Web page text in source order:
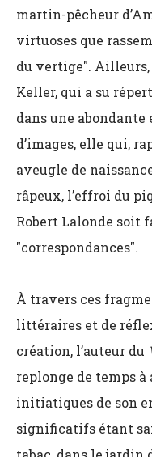
martin-pêcheur
virtuoses que
du vertige". Ailleurs,
Keller, qui a su
dans une
d’images, elle qui,
aveugle de
râpeux, l’effroi du
Robert Lalonde soit
"correspondances".
À travers ces
littéraires et de
création, l’auteur du
replonge de temps à
initiatiques de son
significatifs étant